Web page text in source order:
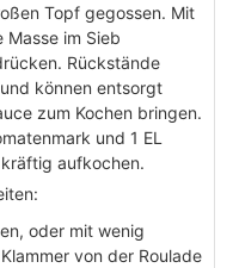
Topf gegossen. Mit
Masse im Sieb
Rückstände
können entsorgt
zum Kochen bringen.
und 1 EL
aufkochen.
oder mit wenig
von der Roulade